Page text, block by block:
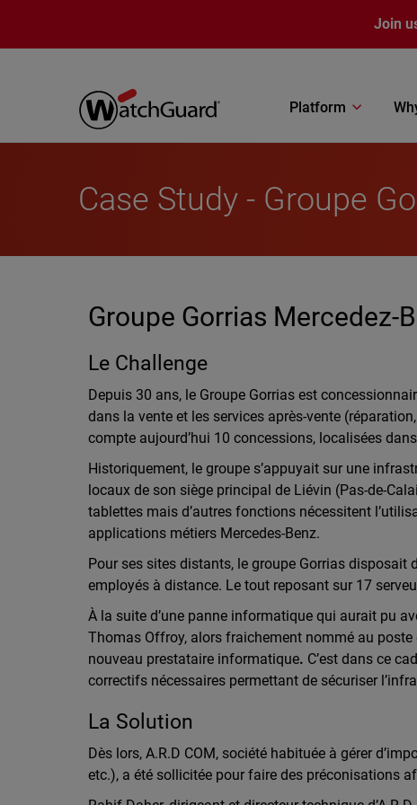
Join
Platform
Case Study - Groupe
Groupe Gorrias Mercedez-
Le Challenge
Depuis 30 ans, le Groupe Gorrias est
dans la vente et les services après-vente
compte aujourd’hui 10 concessions, localisées
Historiquement, le groupe s’appuyait sur une
locaux de son siège principal de Liévin (Pas-de-
tablettes mais d’autres fonctions nécessitent
applications métiers Mercedes-Benz.
Pour ses sites distants, le groupe Gorrias disposait
employés à distance. Le tout reposant sur 17
À la suite d’une panne informatique qui aurait pu
Thomas Offroy, alors fraichement nommé au
nouveau prestataire informatique. C’est dans ce
correctifs nécessaires permettant de sécuriser
La Solution
Dès lors, A.R.D COM, société habituée à gérer
etc.), a été sollicitée pour faire des préconisations